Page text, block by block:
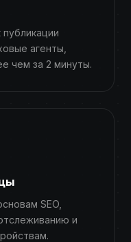
агенты,
чем за 2 минуты.
SEO,
и